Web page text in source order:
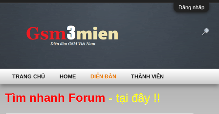
Đăng nhập
Tìm nhanh Forum - tại đây !!
TRANG CHỦ HOME DIỄN ĐÀN THÀNH VIÊN